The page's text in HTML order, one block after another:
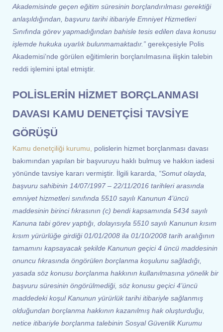
Akademisinde geçen eğitim süresinin borçlandırılması gerektiği
anlaşıldığından, başvuru tarihi itibariyle Emniyet Hizmetleri
Sınıfında görev yapmadığından bahisle tesis edilen dava konusu
işlemde hukuka uyarlık bulunmamaktadır.” gerekçesiyle Polis
Akademisi’nde görülen eğitimlerin borçlanılmasına ilişkin talebin
reddi işlemini iptal etmiştir.
POLİSLERİN HİZMET BORÇLANMASI
DAVASI KAMU DENETÇİSİ TAVSİYE
GÖRÜŞÜ
Kamu denetçiliği kurumu, polislerin hizmet borçlanması davası
bakımından yapılan bir başvuruyu haklı bulmuş ve hakkın iadesi
yönünde tavsiye kararı vermiştir. İlgili kararda, “Somut olayda,
başvuru sahibinin 14/07/1997 – 22/11/2016 tarihleri arasında
emniyet hizmetleri sınıfında 5510 sayılı Kanunun 4’üncü
maddesinin birinci fıkrasının (c) bendi kapsamında 5434 sayılı
Kanuna tabi görev yaptığı, dolayısıyla 5510 sayılı Kanunun kısım
kısım yürürlüğe girdiği 01/01/2008 ila 01/10/2008 tarih aralığının
tamamını kapsayacak şekilde Kanunun geçici 4 üncü maddesinin
onuncu fıkrasında öngörülen borçlanma koşulunu sağladığı,
yasada söz konusu borçlanma hakkının kullanılmasına yönelik bir
başvuru süresinin öngörülmediği, söz konusu geçici 4’üncü
maddedeki koşul Kanunun yürürlük tarihi itibariyle sağlanmış
olduğundan borçlanma hakkının kazanılmış hak oluşturduğu,
netice itibariyle borçlanma talebinin Sosyal Güvenlik Kurumu